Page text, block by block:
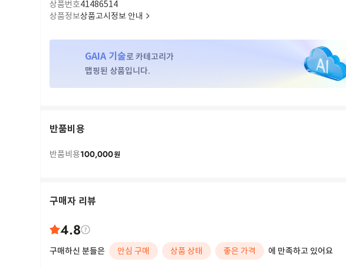
상품번호41486514
상품정보상품고시정보 안내
GAIA 기술로 카테고리가
맵핑된 상품입니다.
반품비용
반품비용100,000원
구매자 리뷰
4.8
구매하신 분들은 안심 구매 상품 상태 좋은 가격 에 만족하고 있어요